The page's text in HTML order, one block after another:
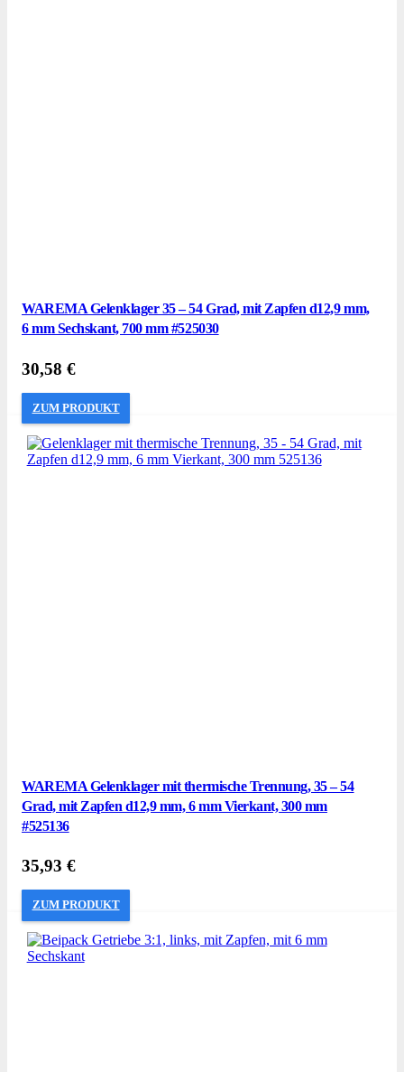
WAREMA Gelenklager 35 – 54 Grad, mit Zapfen d12,9 mm,
6 mm Sechskant, 700 mm #525030
30,58 €
ZUM PRODUKT
WAREMA Gelenklager mit thermische Trennung, 35 – 54
Grad, mit Zapfen d12,9 mm, 6 mm Vierkant, 300 mm
#525136
35,93 €
ZUM PRODUKT